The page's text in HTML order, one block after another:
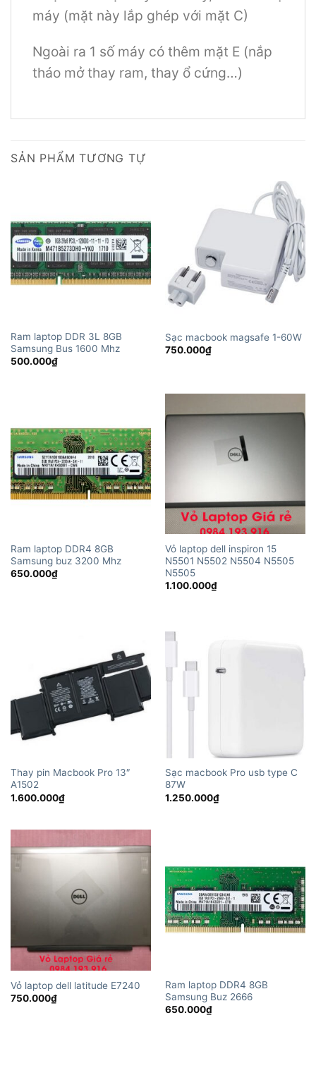
máy (mặt này lắp ghép với mặt C)
Ngoài ra 1 số máy có thêm mặt E (nắp
tháo mở thay ram, thay ổ cứng…)
SẢN PHẨM TƯƠNG TỰ
Ram laptop DDR 3L 8GB
Samsung Bus 1600 Mhz
500.000₫
Sạc macbook magsafe 1-60W
750.000₫
Ram laptop DDR4 8GB
Samsung buz 3200 Mhz
650.000₫
Vỏ laptop dell inspiron 15
N5501 N5502 N5504 N5505
N5505
1.100.000₫
Thay pin Macbook Pro 13″
A1502
1.600.000₫
Sạc macbook Pro usb type C
87W
1.250.000₫
Vỏ laptop dell latitude E7240
750.000₫
Ram laptop DDR4 8GB
Samsung Buz 2666
650.000₫